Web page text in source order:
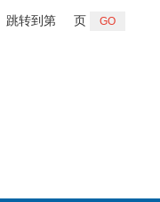
跳转到第 页